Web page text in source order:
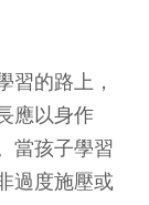
習的路上，
應以身作
當孩子學習
過度施壓或